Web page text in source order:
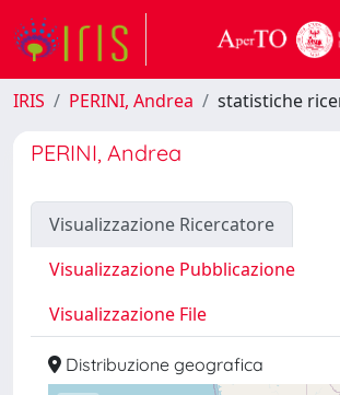
IRIS PERINI, Andrea statistiche
PERINI, Andrea
Visualizzazione Ricercatore
Visualizzazione Pubblicazione
Visualizzazione File
Distribuzione geografica